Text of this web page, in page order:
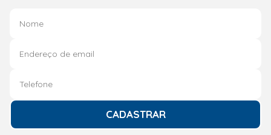
CADASTRAR